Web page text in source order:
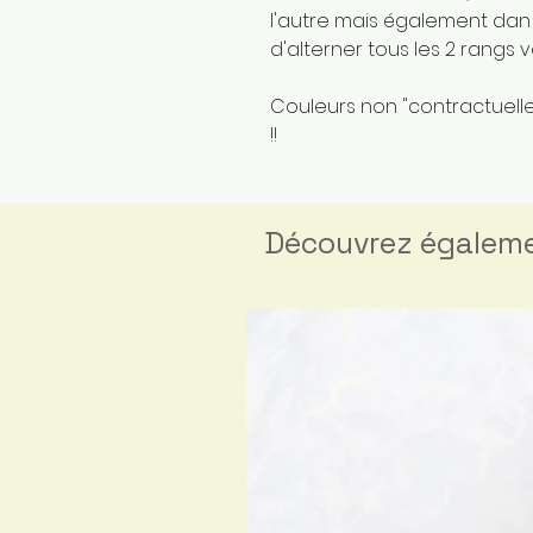
l'autre mais également
d'alterner tous les 2 rangs
Couleurs non
!!
Découvrez